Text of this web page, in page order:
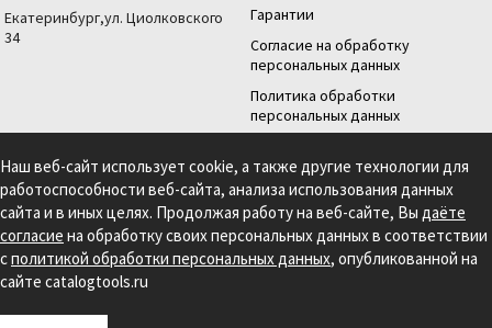
Екатеринбург,ул. Циолковского
34
Гарантии
Согласие на обработку
персональных данных
Политика обработки
персональных данных
На нашем сайте мы используем cookie для сбора информации технического
характера. Продолжая использовать этот сайт, вы даете согласие на
использование файлов cookies и обработку персональных данных в соответствии с
Политикой обработки персональных данных.Информация на сайте носит
справочный характер и не является публичной офертой, определяемой
положениями статьи 437 гражданского кодекса РФ.
Наш веб-сайт использует cookie, а также другие технологии для
работоспособности веб-сайта, анализа использования данных
сайта и в иных целях. Продолжая работу на веб-сайте, Вы даёте
согласие на обработку своих персональных данных в соответствии
сполитикой обработки персональных данных, опубликованной на
сайте catalogtools.ru